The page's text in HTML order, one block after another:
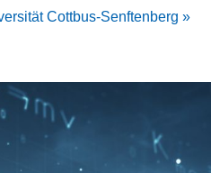
Cottbus-Senftenberg »